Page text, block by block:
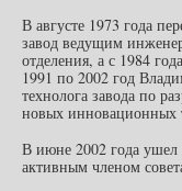
В августе 1973 года
завод ведущим
отделения, а с 1984
1991 по 2002 год
технолога завода по
новых инновационных
В июне 2002 года
активным членом